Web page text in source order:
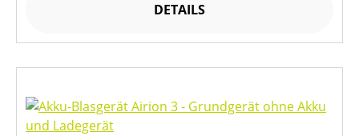
DETAILS